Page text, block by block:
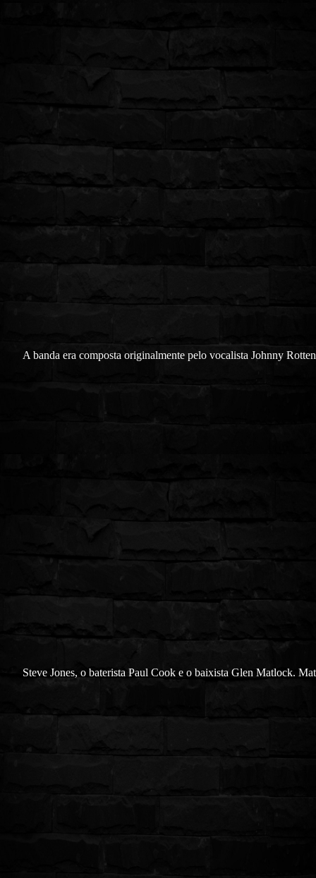
A banda era composta originalmente pelo vocalista Johnny
Steve Jones, o baterista Paul Cook e o baixista Glen Matlock.